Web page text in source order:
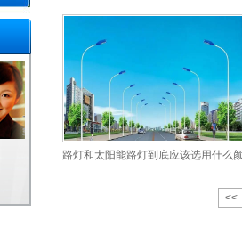
路灯和太阳能路灯到底应该选用什么
<<